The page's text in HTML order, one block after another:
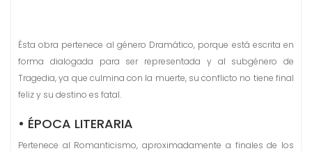
Ésta obra pertenece al género Dramático, porque está escrita en
forma dialogada para ser representada y al subgénero de
Tragedia, ya que culmina con la muerte, su conflicto no tiene final
feliz y su destino es fatal.
• ÉPOCA LITERARIA
Pertenece al Romanticismo, aproximadamente a finales de los